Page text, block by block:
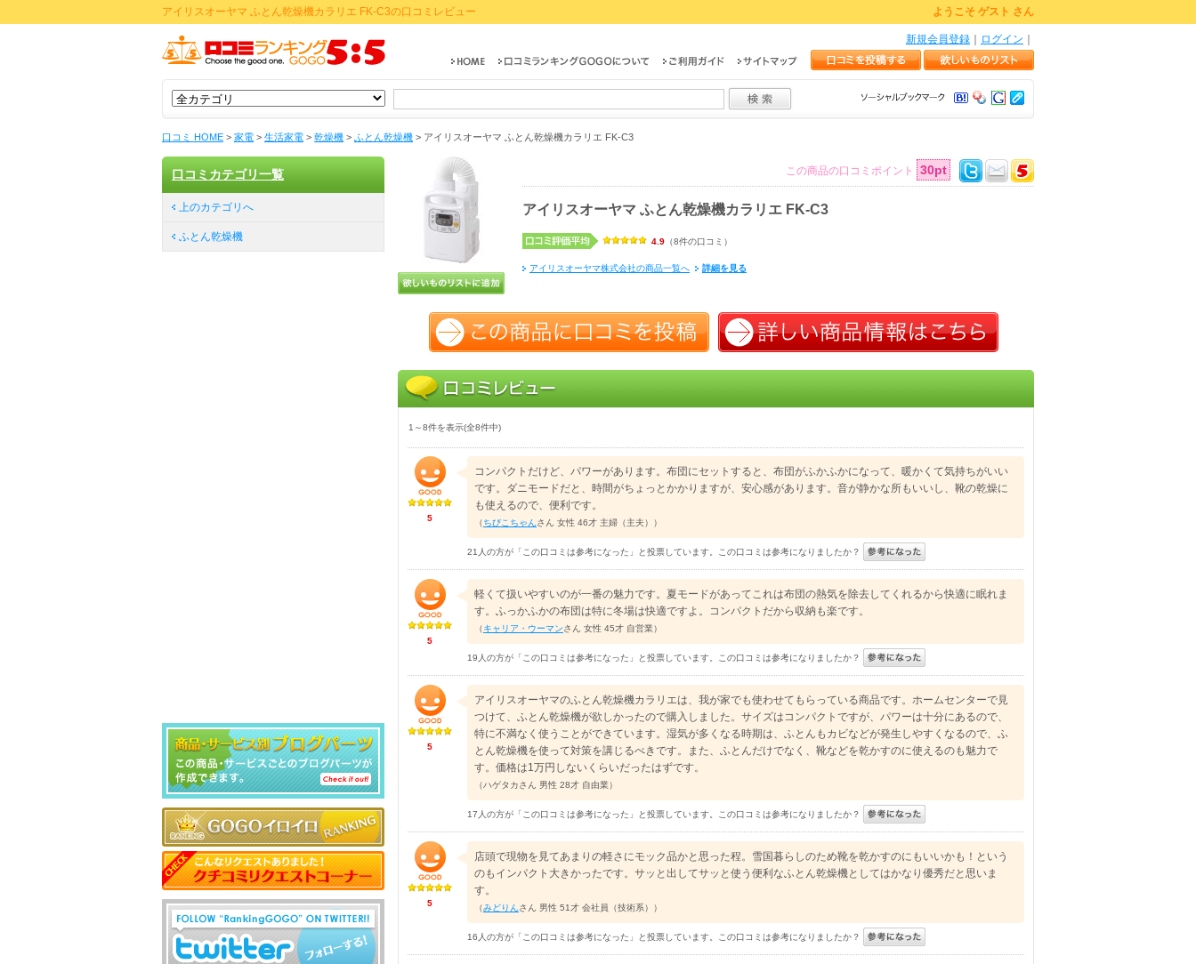
アイリスオーヤマ ふとん乾燥機カラリエ FK-C3の口コミレビュー ようこそ ゲスト さん
ログイン
新規会員登録
口コミ HOME > 家電 > 生活家電 > 乾燥機 > ふとん乾燥機 > アイリスオーヤマ ふとん乾燥機カラリエ FK-C3
この商品の口コミポイント 30pt
アイリスオーヤマ ふとん乾燥機カラリエ FK-C3
4.9 （8件の口コミ）
アイリスオーヤマ株式会社の商品一覧へ 詳細を見る
1～8件を表示(全8件中)
5
コンパクトだけど、パワーがあります。布団にセットすると、布団がふかふかになって、暖かくて気持ちがいい
です。ダニモードだと、時間がちょっとかかりますが、安心感があります。音が静かな所もいいし、靴の乾燥に
も使えるので、便利です。
（ちびこちゃんさん 女性 46才 主婦（主夫））
21人の方が「この口コミは参考になった」と投票しています。この口コミは参考になりましたか？
5
軽くて扱いやすいのが一番の魅力です。夏モードがあってこれは布団の熱気を除去してくれるから快適に眠れま
す。ふっかふかの布団は特に冬場は快適ですよ。コンパクトだから収納も楽です。
（キャリア・ウーマンさん 女性 45才 自営業）
19人の方が「この口コミは参考になった」と投票しています。この口コミは参考になりましたか？
5
アイリスオーヤマのふとん乾燥機カラリエは、我が家でも使わせてもらっている商品です。ホームセンターで見
つけて、ふとん乾燥機が欲しかったので購入しました。サイズはコンパクトですが、パワーは十分にあるので、
特に不満なく使うことができています。湿気が多くなる時期は、ふとんもカビなどが発生しやすくなるので、ふ
とん乾燥機を使って対策を講じるべきです。また、ふとんだけでなく、靴などを乾かすのに使えるのも魅力で
す。価格は1万円しないくらいだったはずです。
（ハゲタカさん 男性 28才 自由業）
17人の方が「この口コミは参考になった」と投票しています。この口コミは参考になりましたか？
5
店頭で現物を見てあまりの軽さにモック品かと思った程。雪国暮らしのため靴を乾かすのにもいいかも！という
のもインパクト大きかったです。サッと出してサッと使う便利なふとん乾燥機としてはかなり優秀だと思いま
す。
（みどりんさん 男性 51才 会社員（技術系））
16人の方が「この口コミは参考になった」と投票しています。この口コミは参考になりましたか？
口コミカテゴリ一覧
上のカテゴリへ
ふとん乾燥機